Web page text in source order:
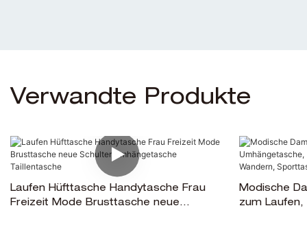
Verwandte Produkte
Laufen Hüfttasche Handytasche Frau
Freizeit Mode Brusttasche neue
Modische
zum